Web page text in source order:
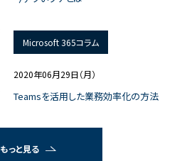
Microsoft 365コラム
2020年06月29日（月）
Teamsを活用した業務効率化の方法
もっと見る